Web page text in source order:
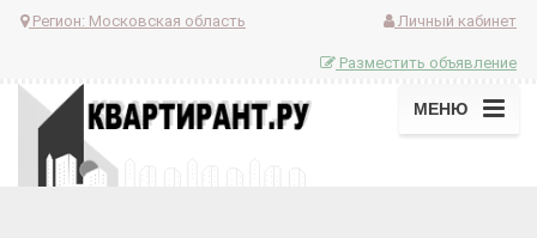
Регион: Московская область Личный кабинет
Разместить объявление
МЕНЮ